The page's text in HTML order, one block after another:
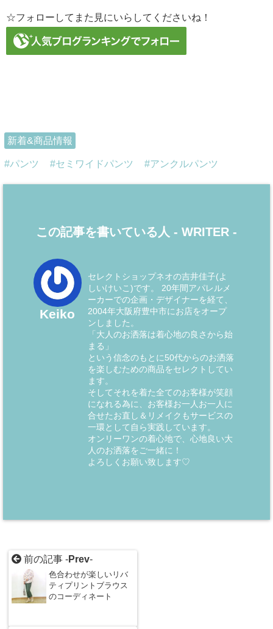
☆フォローしてまた見にいらしてくださいね！
新着&商品情報
パンツ セミワイドパンツ アンクルパンツ
この記事を書いている人 - WRITER -
Keiko
セレクトショップネオの吉井佳子(よ
しいけいこ)です。 20年間アパレルメ
ーカーでの企画・デザイナーを経て、
2004年大阪府豊中市にお店をオープ
ンしました。
「大人のお洒落は着心地の良さから始
まる」
という信念のもとに50代からのお洒落
を楽しむための商品をセレクトしてい
ます。
そしてそれを着た全てのお客様が笑顔
になれる為に、お客様お一人お一人に
合せたお直し＆リメイクもサービスの
一環として自ら実践しています。
オンリーワンの着心地で、心地良い大
人のお洒落をご一緒に！
よろしくお願い致します♡
前の記事 -Prev-
色合わせが楽しいリバ
ティプリントブラウス
のコーディネート